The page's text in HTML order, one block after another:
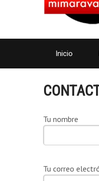
Inicio
Tu nombre
Tu correo